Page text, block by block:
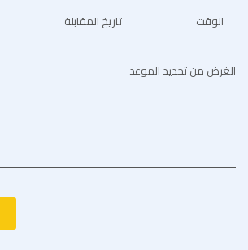
تاريخ المقابلة الوقت
الغرض من تحديد الموعد